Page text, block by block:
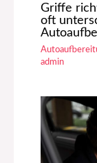
Griffe
oft
admin